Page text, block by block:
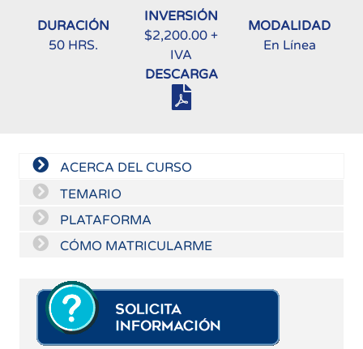
DURACIÓN
50 HRS.
INVERSIÓN
$2,200.00 +
IVA
MODALIDAD
En Línea
DESCARGA
ACERCA DEL CURSO
TEMARIO
PLATAFORMA
CÓMO MATRICULARME